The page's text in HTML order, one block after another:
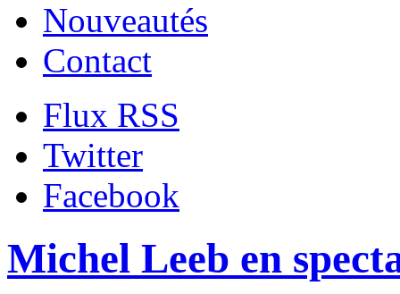
Nouveautés
Contact
Flux RSS
Twitter
Facebook
Michel Leeb en